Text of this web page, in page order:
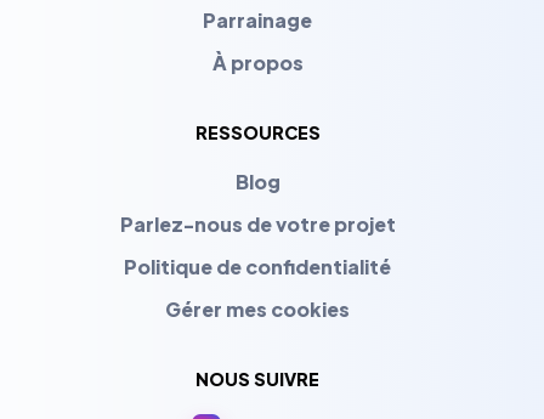
Parrainage
À propos
RESSOURCES
Blog
Parlez-nous de votre projet
Politique de confidentialité
Gérer mes cookies
NOUS SUIVRE